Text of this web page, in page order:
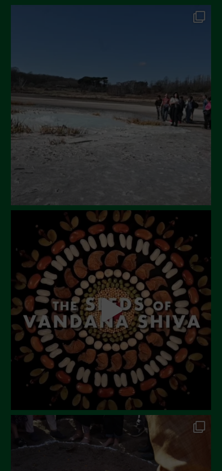
Gennaio 2025
Settembre 2024
Luglio 2024
Maggio 2024
Aprile 2024
Marzo 2024
Febbraio 2024
Ottobre 2023
Settembre 2023
Agosto 2023
Luglio 2023
Giugno 2023
Maggio 2023
Aprile 2023
Marzo 2023
Febbraio 2023
Dicembre 2022
Novembre 2022
Ottobre 2022
Settembre 2022